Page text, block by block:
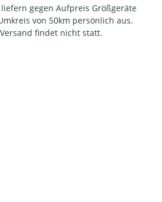
gegen Aufpreis Größgeräte
von 50km persönlich aus.
findet nicht statt.